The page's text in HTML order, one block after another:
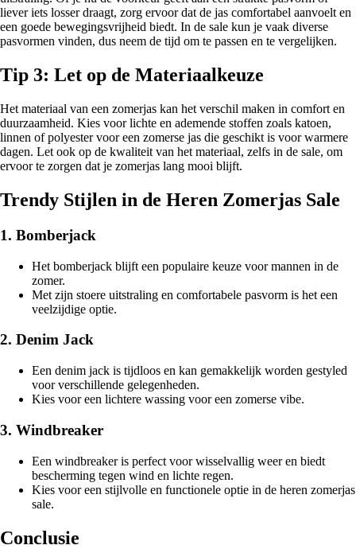
liever iets losser draagt, zorg ervoor dat de jas comfortabel aanvoelt en
een goede bewegingsvrijheid biedt. In de sale kun je vaak diverse
pasvormen vinden, dus neem de tijd om te passen en te vergelijken.
Tip 3: Let op de Materiaalkeuze
Het materiaal van een zomerjas kan het verschil maken in comfort en
duurzaamheid. Kies voor lichte en ademende stoffen zoals katoen,
linnen of polyester voor een zomerse jas die geschikt is voor warmere
dagen. Let ook op de kwaliteit van het materiaal, zelfs in de sale, om
ervoor te zorgen dat je zomerjas lang mooi blijft.
Trendy Stijlen in de Heren Zomerjas Sale
1. Bomberjack
Het bomberjack blijft een populaire keuze voor mannen in de
zomer.
Met zijn stoere uitstraling en comfortabele pasvorm is het een
veelzijdige optie.
2. Denim Jack
Een denim jack is tijdloos en kan gemakkelijk worden gestyled
voor verschillende gelegenheden.
Kies voor een lichtere wassing voor een zomerse vibe.
3. Windbreaker
Een windbreaker is perfect voor wisselvallig weer en biedt
bescherming tegen wind en lichte regen.
Kies voor een stijlvolle en functionele optie in de heren zomerjas
sale.
Conclusie